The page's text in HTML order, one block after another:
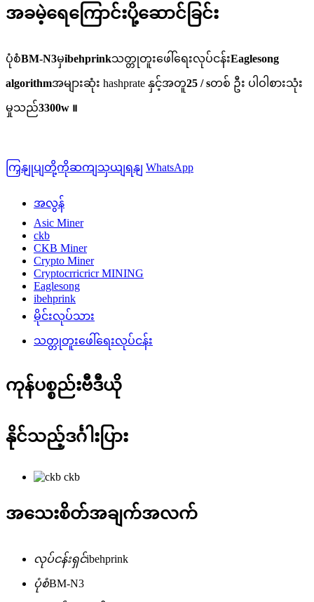
အခမဲ့ရေကြောင်းပို့ဆောင်ခြင်း
ပုံစံBM-N3မှibehprinkသတ္တုတူးဖေါ်ရေးလုပ်ငန်းEaglesong
algorithmအများဆုံး hashprate နှင့်အတူ25 / sတစ် ဦး ပါဝါစားသုံး
မှုသည်3300w ။
ကြှနျုပျတို့ကိုဆကျသှယျရနျ WhatsApp
အလွန်
Asic Miner
ckb
CKB Miner
Crypto Miner
Cryptocrricricr MINING
Eaglesong
ibehprink
မိုင်းလုပ်သား
သတ္တုတူးဖေါ်ရေးလုပ်ငန်း
ကုန်ပစ္စည်းဗီဒီယို
နိုင်သည့်ဒင်္ဂါးပြား
ckb
အသေးစိတ်အချက်အလက်
လုပ်ငန်းရှင်ibehprink
ပုံစံBM-N3